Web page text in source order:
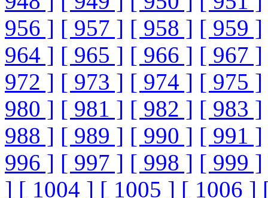
956 ] [ 957 ] [ 958 ] [ 959 ]
964 ] [ 965 ] [ 966 ] [ 967 ]
972 ] [ 973 ] [ 974 ] [ 975 ]
980 ] [ 981 ] [ 982 ] [ 983 ]
988 ] [ 989 ] [ 990 ] [ 991 ]
996 ] [ 997 ] [ 998 ] [ 999 ]
] [ 1004 ] [ 1005 ] [ 1006 ]